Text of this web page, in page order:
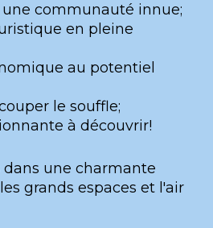
communauté innue;
en pleine
au potentiel
le souffle;
à découvrir!
dans une charmante
grands espaces et l'air